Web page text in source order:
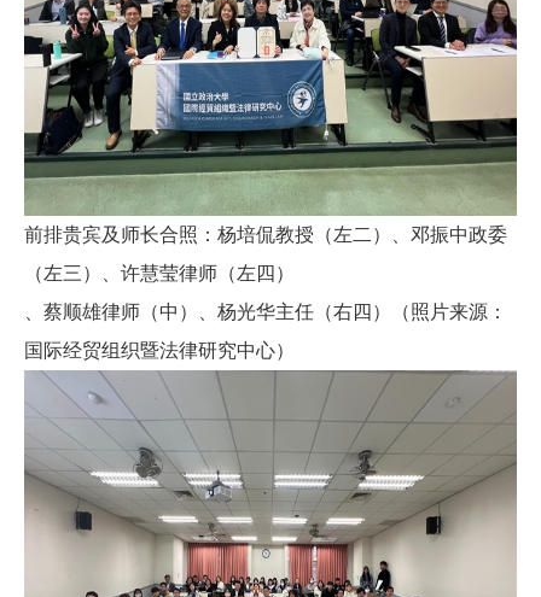
前排贵宾及师长合照：杨培侃教授（左二）、邓振中政委
（左三）、许慧莹律师（左四）
、蔡顺雄律师（中）、杨光华主任（右四）（照片来源：
国际经贸组织暨法律研究中心）